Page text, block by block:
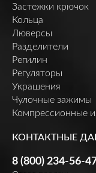
Застежки крючок
Кольца
Люверсы
Разделители
Регилин
Регуляторы
Украшения
Чулочные зажимы
Компрессионные
КОНТАКТНЫЕ
8 (800) 234-56-